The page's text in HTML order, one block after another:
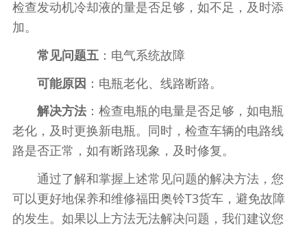
检查发动机冷却液的量是否足够，如不足，及时添
加。
常见问题五：电气系统故障
可能原因 ：电瓶老化、线路断路。
解决方法：检查电瓶的电量是否足够，如电瓶
老化，及时更换新电瓶。同时，检查车辆的电路线
路是否正常，如有断路现象，及时修复。
通过了解和掌握上述常见问题的解决方法，您
可以更好地保养和维修福田奥铃T3货车，避免故障
的发生。如果以上方法无法解决问题，我们建议您